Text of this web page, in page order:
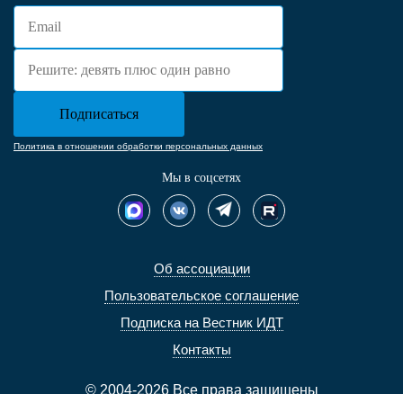
Об ассоциации
Пользовательское соглашение
Подписка на Вестник ИДТ
Контакты
© 2004-2026 Все права защищены
Политика в отношении обработки персональных данных
Мы в соцсетях